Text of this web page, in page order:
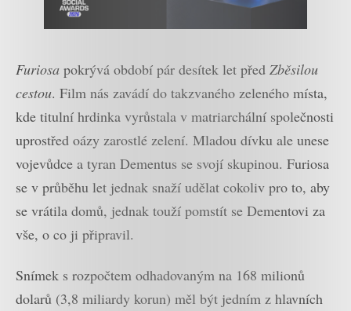
Furiosa pokrývá období pár desítek let před Zběsilou
cestou. Film nás zavádí do takzvaného zeleného místa,
kde titulní hrdinka vyrůstala v matriarchální společnosti
uprostřed oázy zarostlé zelení. Mladou dívku ale unese
vojevůdce a tyran Dementus se svojí skupinou. Furiosa
se v průběhu let jednak snaží udělat cokoliv pro to, aby
se vrátila domů, jednak touží pomstít se Dementovi za
vše, o co ji připravil.
Snímek s rozpočtem odhadovaným na 168 milionů
dolarů (3,8 miliardy korun) měl být jedním z hlavních